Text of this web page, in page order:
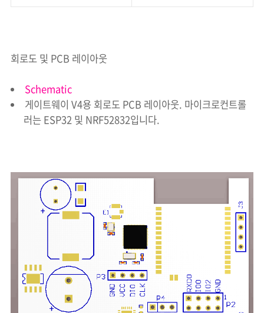
회로도 및 PCB 레이아웃
Schematic
게이트웨이 V4용 회로도 PCB 레이아웃. 마이크로컨트롤
러는 ESP32 및 NRF52832입니다.